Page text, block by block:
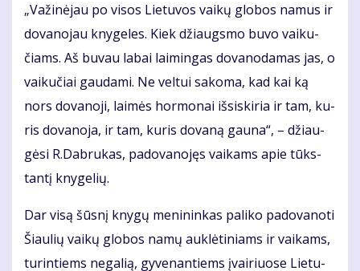
„Va­ži­nė­jau po vi­sos Lie­tu­vos vai­kų glo­bos na­mus ir
do­va­no­jau kny­ge­les. Kiek džiaugs­mo bu­vo vai­ku­
čiams. Aš bu­vau la­bai lai­min­gas do­va­no­da­mas jas, o
vai­ku­čiai gau­da­mi. Ne vel­tui sa­ko­ma, kad kai ką
nors do­va­no­ji, lai­mės hor­mo­nai iš­si­ski­ria ir tam, ku­
ris do­va­no­ja, ir tam, ku­ris do­va­ną gau­na“, – džiau­
gė­si R.Dab­ru­kas, pa­do­va­no­jęs vai­kams apie tūks­
tan­tį kny­ge­lių.
Dar vi­są šūs­nį kny­gų me­ni­nin­kas pa­li­ko pa­do­va­no­ti
Šiau­lių vai­kų glo­bos na­mų auk­lė­ti­niams ir vai­kams,
tu­rin­tiems ne­ga­lią, gy­ve­nan­tiems įvai­riuo­se Lie­tu­